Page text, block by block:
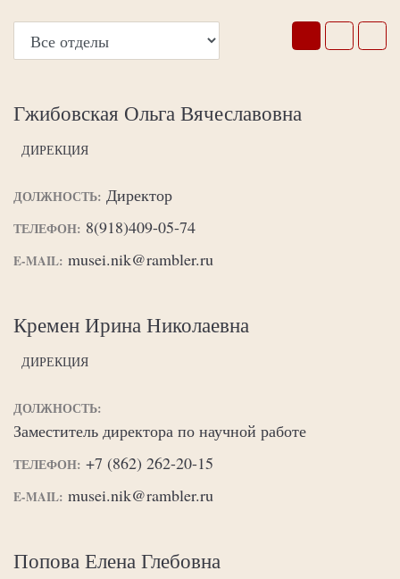
Гжибовская Ольга Вячеславовна
ДИРЕКЦИЯ
ДОЛЖНОСТЬ: Директор
ТЕЛЕФОН: 8(918)409-05-74
E-MAIL: musei.nik@rambler.ru
Кремен Ирина Николаевна
ДИРЕКЦИЯ
ДОЛЖНОСТЬ:
Заместитель директора по научной работе
ТЕЛЕФОН: +7 (862) 262-20-15
E-MAIL: musei.nik@rambler.ru
Попова Елена Глебовна